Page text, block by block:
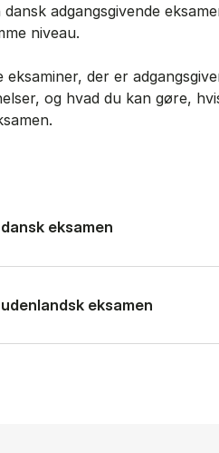
adgangsgivende
ni­veau.
ek­sa­mi­ner, der er
og hvad du kan gøre,
eksamen
eksamen